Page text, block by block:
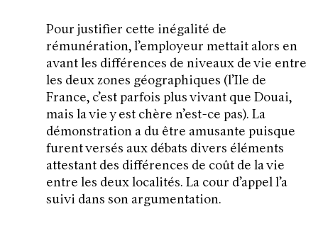
Pour justifier cette inégalité de
rémunération, l’employeur mettait alors en
avant les différences de niveaux de vie entre
les deux zones géographiques (l’Ile de
France, c’est parfois plus vivant que Douai,
mais la vie y est chère n’est-ce pas). La
démonstration a du être amusante puisque
furent versés aux débats divers éléments
attestant des différences de coût de la vie
entre les deux localités. La cour d’appel l’a
suivi dans son argumentation.